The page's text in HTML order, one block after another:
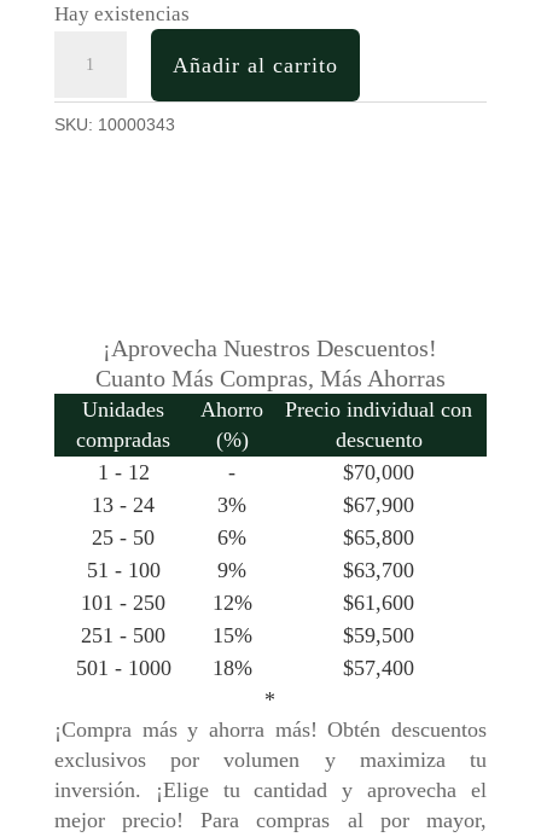
Hay existencias
Perpetuo
de
Dados
Añadir al carrito
SKU: 10000343
¡Aprovecha Nuestros Descuentos!
Cuanto Más Compras, Más Ahorras
Unidades
compradas
Ahorro
(%)
Precio individual con
descuento
1 - 12
- $70,000
13 - 24
3% $67,900
25 - 50
6% $65,800
51 - 100
9% $63,700
101 - 250
12% $61,600
251 - 500
15% $59,500
501 - 1000
18% $57,400
*
¡Compra más y ahorra más! Obtén descuentos
exclusivos por volumen y maximiza tu
inversión. ¡Elige tu cantidad y aprovecha el
mejor precio! Para compras al por mayor,